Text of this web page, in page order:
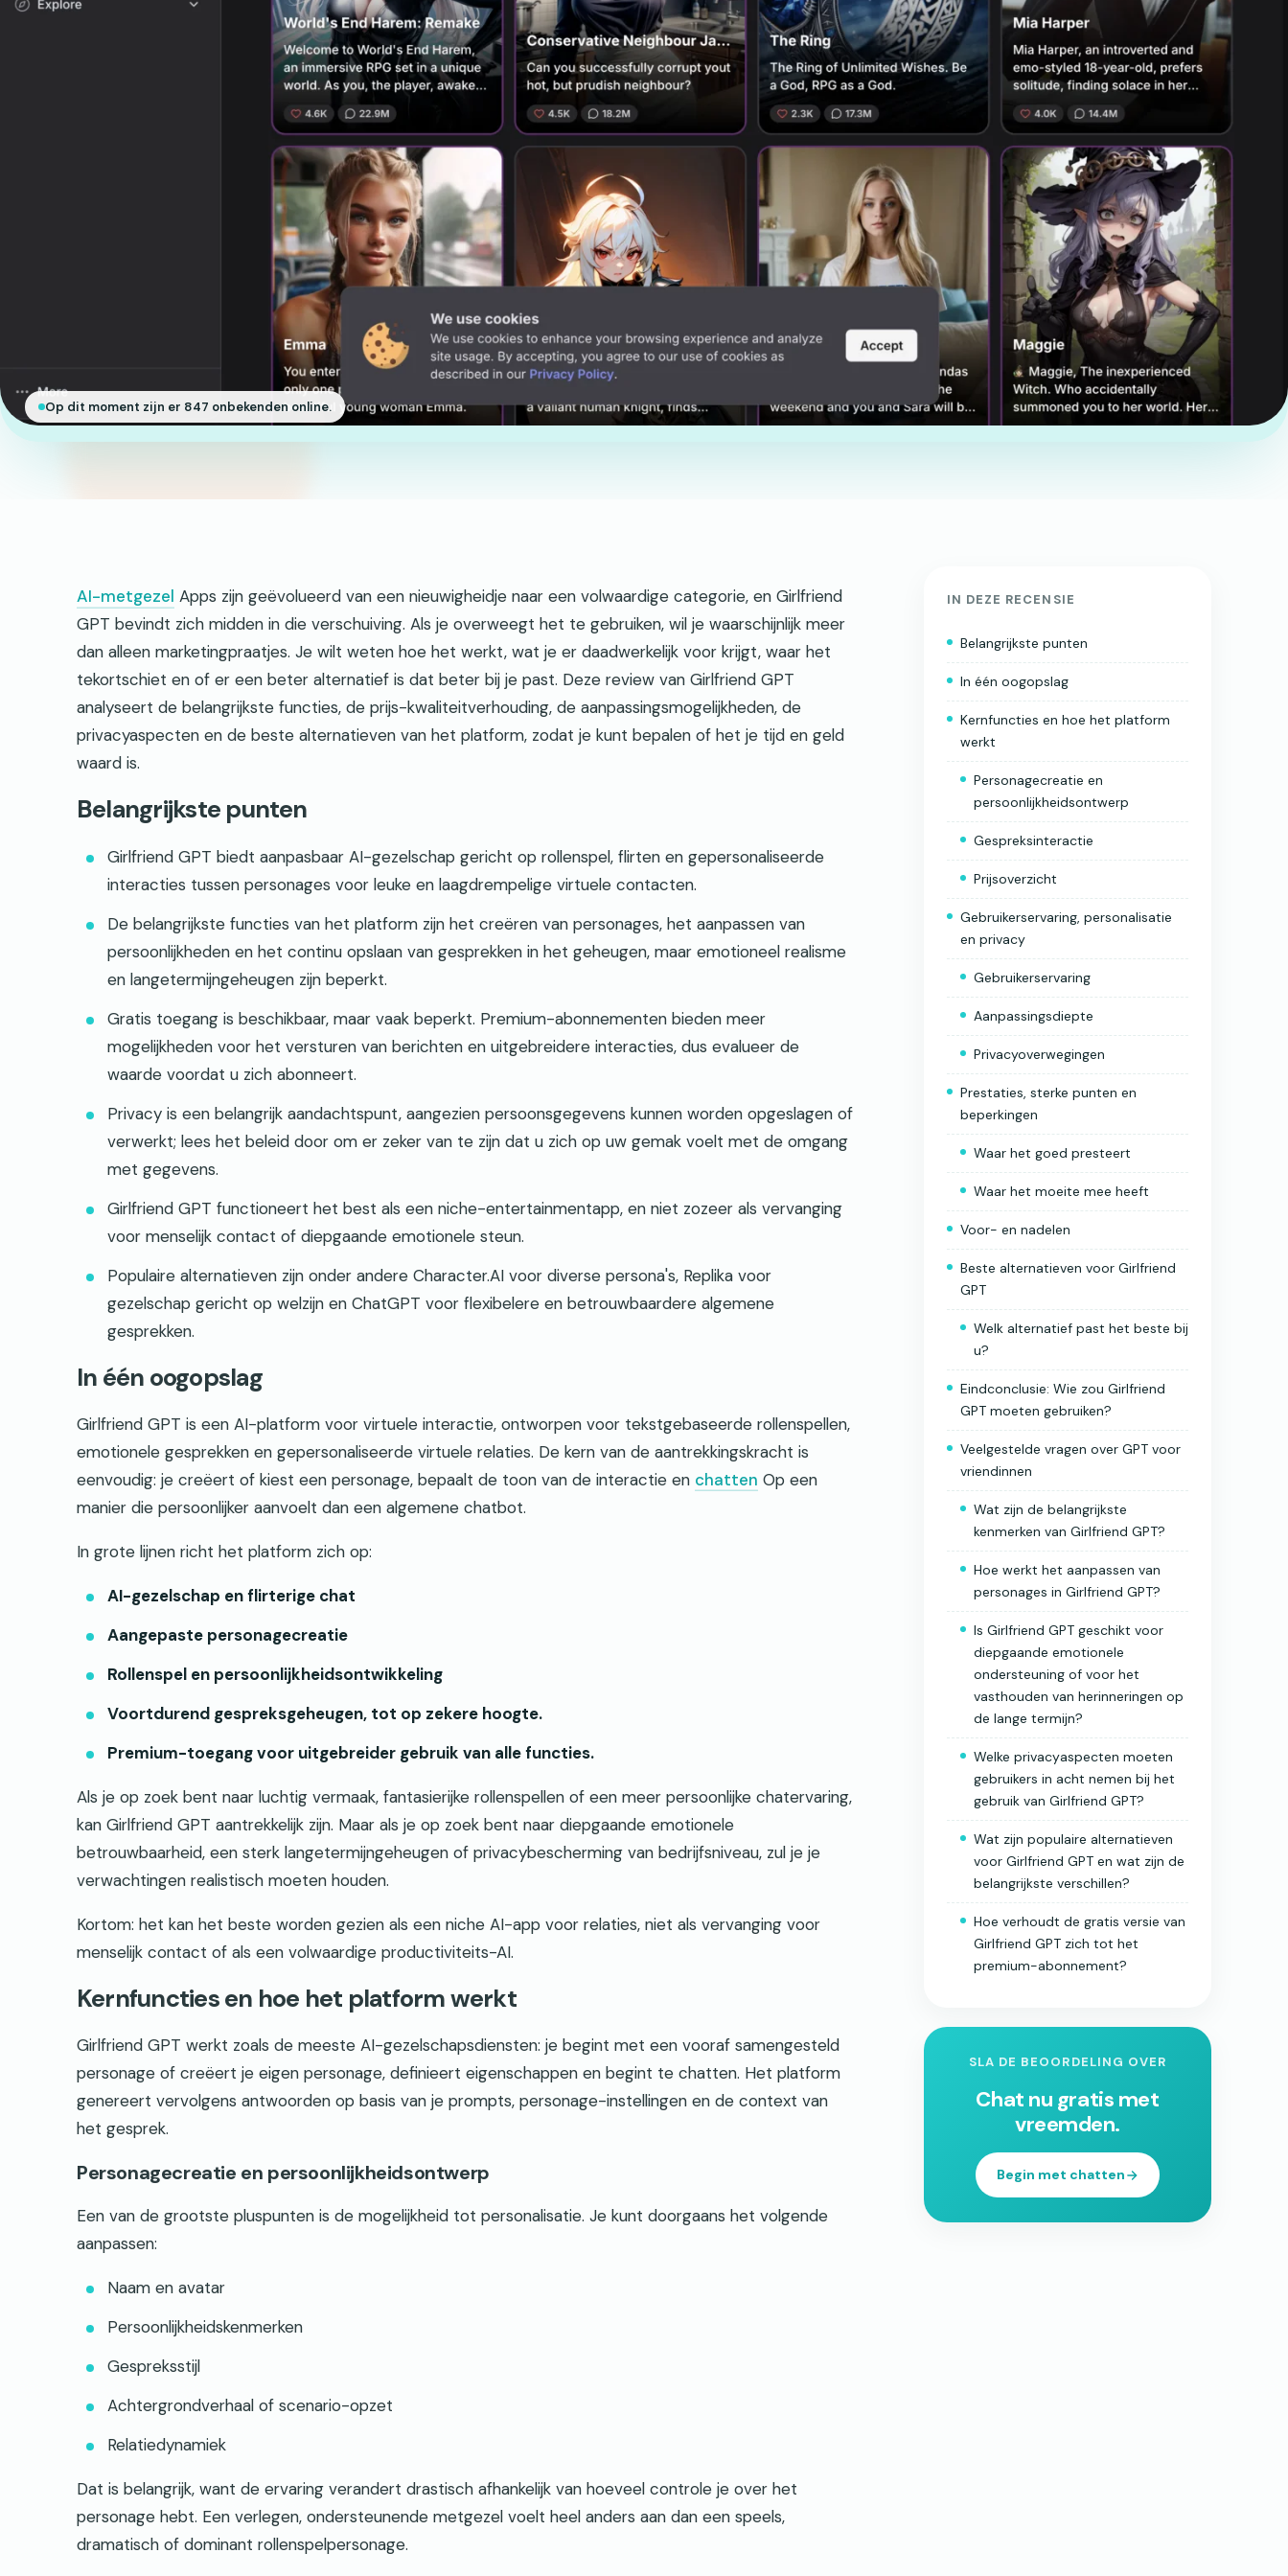
Op dit moment zijn er 847 onbekenden online.
AI-metgezel Apps zijn geëvolueerd van een nieuwigheidje naar een volwaardige categorie, en Girlfriend
GPT bevindt zich midden in die verschuiving. Als je overweegt het te gebruiken, wil je waarschijnlijk meer
dan alleen marketingpraatjes. Je wilt weten hoe het werkt, wat je er daadwerkelijk voor krijgt, waar het
tekortschiet en of er een beter alternatief is dat beter bij je past. Deze review van Girlfriend GPT
analyseert de belangrijkste functies, de prijs-kwaliteitverhouding, de aanpassingsmogelijkheden, de
privacyaspecten en de beste alternatieven van het platform, zodat je kunt bepalen of het je tijd en geld
waard is.
Belangrijkste punten
Girlfriend GPT biedt aanpasbaar AI-gezelschap gericht op rollenspel, flirten en gepersonaliseerde
interacties tussen personages voor leuke en laagdrempelige virtuele contacten.
De belangrijkste functies van het platform zijn het creëren van personages, het aanpassen van
persoonlijkheden en het continu opslaan van gesprekken in het geheugen, maar emotioneel realisme
en langetermijngeheugen zijn beperkt.
Gratis toegang is beschikbaar, maar vaak beperkt. Premium-abonnementen bieden meer
mogelijkheden voor het versturen van berichten en uitgebreidere interacties, dus evalueer de
waarde voordat u zich abonneert.
Privacy is een belangrijk aandachtspunt, aangezien persoonsgegevens kunnen worden opgeslagen of
verwerkt; lees het beleid door om er zeker van te zijn dat u zich op uw gemak voelt met de omgang
met gegevens.
Girlfriend GPT functioneert het best als een niche-entertainmentapp, en niet zozeer als vervanging
voor menselijk contact of diepgaande emotionele steun.
Populaire alternatieven zijn onder andere Character.AI voor diverse persona's, Replika voor
gezelschap gericht op welzijn en ChatGPT voor flexibelere en betrouwbaardere algemene
gesprekken.
In één oogopslag
Girlfriend GPT is een AI-platform voor virtuele interactie, ontworpen voor tekstgebaseerde rollenspellen,
emotionele gesprekken en gepersonaliseerde virtuele relaties. De kern van de aantrekkingskracht is
eenvoudig: je creëert of kiest een personage, bepaalt de toon van de interactie en chatten Op een
manier die persoonlijker aanvoelt dan een algemene chatbot.
In grote lijnen richt het platform zich op:
AI-gezelschap en flirterige chat
Aangepaste personagecreatie
Rollenspel en persoonlijkheidsontwikkeling
Voortdurend gespreksgeheugen, tot op zekere hoogte.
Premium-toegang voor uitgebreider gebruik van alle functies.
Als je op zoek bent naar luchtig vermaak, fantasierijke rollenspellen of een meer persoonlijke chatervaring,
kan Girlfriend GPT aantrekkelijk zijn. Maar als je op zoek bent naar diepgaande emotionele
betrouwbaarheid, een sterk langetermijngeheugen of privacybescherming van bedrijfsniveau, zul je je
verwachtingen realistisch moeten houden.
Kortom: het kan het beste worden gezien als een niche AI-app voor relaties, niet als vervanging voor
menselijk contact of als een volwaardige productiviteits-AI.
Kernfuncties en hoe het platform werkt
Girlfriend GPT werkt zoals de meeste AI-gezelschapsdiensten: je begint met een vooraf samengesteld
personage of creëert je eigen personage, definieert eigenschappen en begint te chatten. Het platform
genereert vervolgens antwoorden op basis van je prompts, personage-instellingen en de context van
het gesprek.
Personagecreatie en persoonlijkheidsontwerp
Een van de grootste pluspunten is de mogelijkheid tot personalisatie. Je kunt doorgaans het volgende
aanpassen:
Naam en avatar
Persoonlijkheidskenmerken
Gespreksstijl
Achtergrondverhaal of scenario-opzet
Relatiedynamiek
Dat is belangrijk, want de ervaring verandert drastisch afhankelijk van hoeveel controle je over het
personage hebt. Een verlegen, ondersteunende metgezel voelt heel anders aan dan een speels,
dramatisch of dominant rollenspelpersonage.
IN DEZE RECENSIE
Belangrijkste punten
In één oogopslag
Kernfuncties en hoe het platform
werkt
Personagecreatie en
persoonlijkheidsontwerp
Gespreksinteractie
Prijsoverzicht
Gebruikerservaring, personalisatie
en privacy
Gebruikerservaring
Aanpassingsdiepte
Privacyoverwegingen
Prestaties, sterke punten en
beperkingen
Waar het goed presteert
Waar het moeite mee heeft
Voor- en nadelen
Beste alternatieven voor Girlfriend
GPT
Welk alternatief past het beste bij
u?
Eindconclusie: Wie zou Girlfriend
GPT moeten gebruiken?
Veelgestelde vragen over GPT voor
vriendinnen
Wat zijn de belangrijkste
kenmerken van Girlfriend GPT?
Hoe werkt het aanpassen van
personages in Girlfriend GPT?
Is Girlfriend GPT geschikt voor
diepgaande emotionele
ondersteuning of voor het
vasthouden van herinneringen op
de lange termijn?
Welke privacyaspecten moeten
gebruikers in acht nemen bij het
gebruik van Girlfriend GPT?
Wat zijn populaire alternatieven
voor Girlfriend GPT en wat zijn de
belangrijkste verschillen?
Hoe verhoudt de gratis versie van
Girlfriend GPT zich tot het
premium-abonnement?
SLA DE BEOORDELING OVER
Chat nu gratis met
vreemden.
Begin met chatten